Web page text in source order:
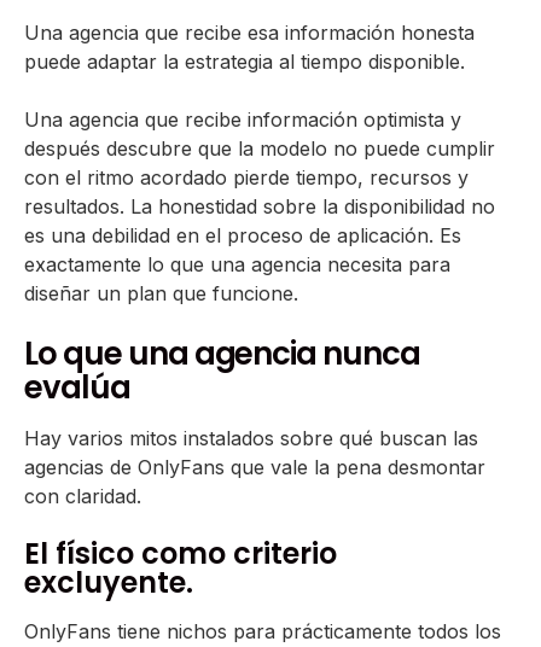
Una agencia que recibe esa información honesta
puede adaptar la estrategia al tiempo disponible.
Una agencia que recibe información optimista y
después descubre que la modelo no puede cumplir
con el ritmo acordado pierde tiempo, recursos y
resultados. La honestidad sobre la disponibilidad no
es una debilidad en el proceso de aplicación. Es
exactamente lo que una agencia necesita para
diseñar un plan que funcione.
Lo que una agencia nunca
evalúa
Hay varios mitos instalados sobre qué buscan las
agencias de OnlyFans que vale la pena desmontar
con claridad.
El físico como criterio
excluyente.
OnlyFans tiene nichos para prácticamente todos los